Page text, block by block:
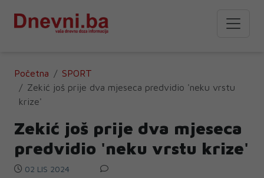
Početna
SPORT
Zekić još prije dva mjeseca predvidio 'neku vrstu
krize'
Zekić još prije dva mjeseca
predvidio 'neku vrstu krize'
02 LIS 2024